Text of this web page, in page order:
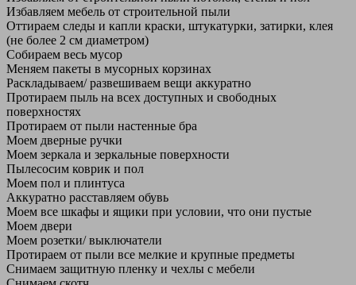
Избавляем мебель от строительной пыли
Оттираем следы и капли краски, штукатурки, затирки, клея
(не более 2 см диаметром)
Собираем весь мусор
Меняем пакеты в мусорных корзинах
Раскладываем/ развешиваем вещи аккуратно
Протираем пыль на всех доступных и свободных
поверхностях
Протираем от пыли настенные бра
Моем дверные ручки
Моем зеркала и зеркальные поверхности
Пылесосим коврик и пол
Моем пол и плинтуса
Аккуратно расставляем обувь
Моем все шкафы и ящики при условии, что они пустые
Моем двери
Моем розетки/ выключатели
Протираем от пыли все мелкие и крупные предметы
Снимаем защитную пленку и чехлы с мебели